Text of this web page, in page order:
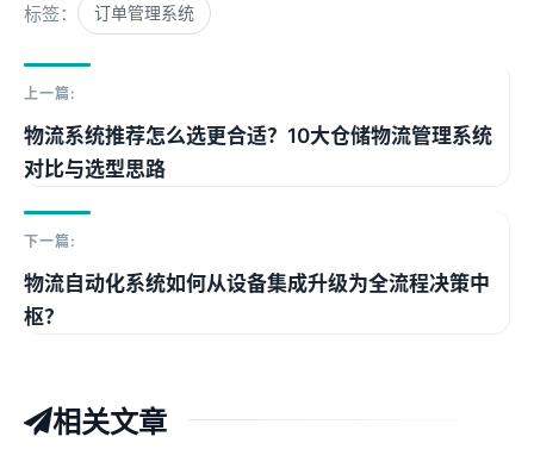
标签： 订单管理系统
上一篇:
物流系统推荐怎么选更合适？10大仓储物流管理系统
对比与选型思路
下一篇:
物流自动化系统如何从设备集成升级为全流程决策中
枢？
相关文章